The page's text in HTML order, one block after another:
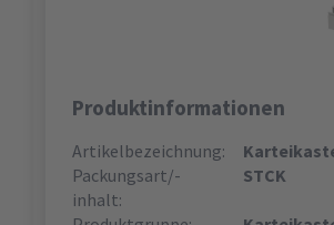
Produktinformationen
Artikelbezeichnung:
Packungsart/-
inhalt:
STCK